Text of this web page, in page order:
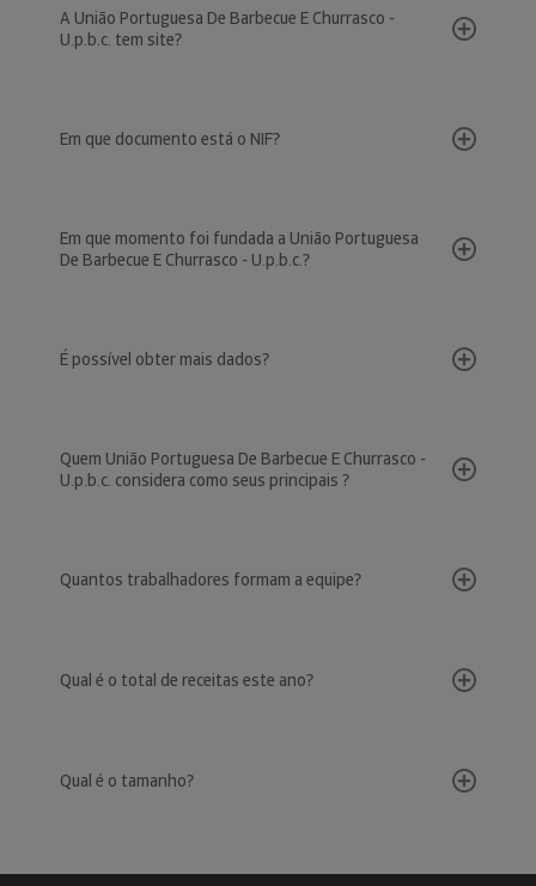
A União Portuguesa De Barbecue E Churrasco -
U.p.b.c. tem site?
Em que documento está o NIF?
Em que momento foi fundada a União Portuguesa
De Barbecue E Churrasco - U.p.b.c.?
É possível obter mais dados?
Quem União Portuguesa De Barbecue E Churrasco -
U.p.b.c. considera como seus principais ?
Quantos trabalhadores formam a equipe?
Qual é o total de receitas este ano?
Qual é o tamanho?